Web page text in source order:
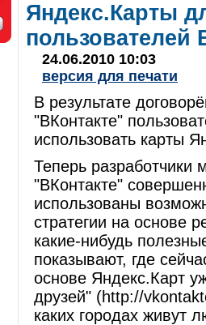
Яндекс.Карты
пользователей
24.06.2010 10:03
версия для печати
В результате
"ВКонтакте"
использовать карты
Теперь разработчики
"ВКонтакте"
использованы
стратегии на основе
какие-нибудь
показывают, где
основе Яндекс.Карт
друзей" (http://
каких городах живут